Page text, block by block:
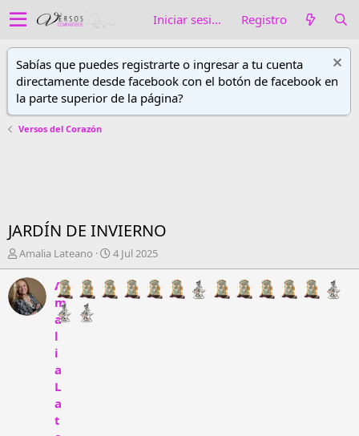
Iniciar sesión Registro
Sabías que puedes registrarte o ingresar a tu cuenta
directamente desde facebook con el botón de facebook en
la parte superior de la página?
Versos del Corazón
JARDÍN DE INVIERNO
A
u
t
o
r
Amalia Lateano
F
e
c
h
4 Jul 2025
A
m
a
l
i
a
L
a
t